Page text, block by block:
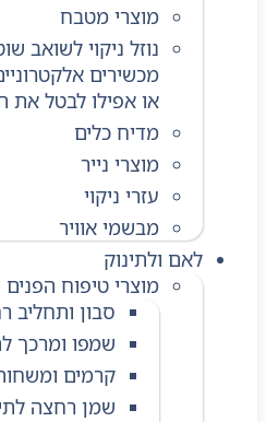
מוצרי מטבח
נוזל ניקוי לשואב
מכשירים
או אפילו לבטל את
מדיח כלים
מוצרי נייר
עזרי ניקוי
מבשמי אוויר
לאם ולתינוק
מוצרי טיפוח הפנים
סבון ותחליב
שמפו ומרכך
קרמים
שמן רחצה